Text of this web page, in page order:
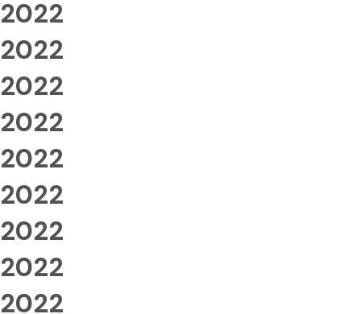
2022
2022
2022
2022
2022
2022
2022
2022
2022